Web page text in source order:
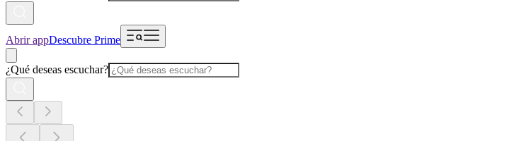
Abrir appDescubre Prime
¿Qué deseas escuchar?